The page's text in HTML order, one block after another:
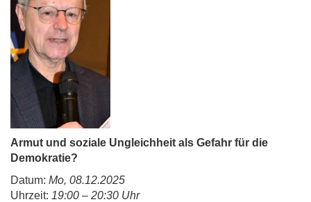
Armut und soziale Ungleichheit als Gefahr für die
Demokratie?
Datum: Mo, 08.12.2025
Uhrzeit: 19:00 – 20:30 Uhr